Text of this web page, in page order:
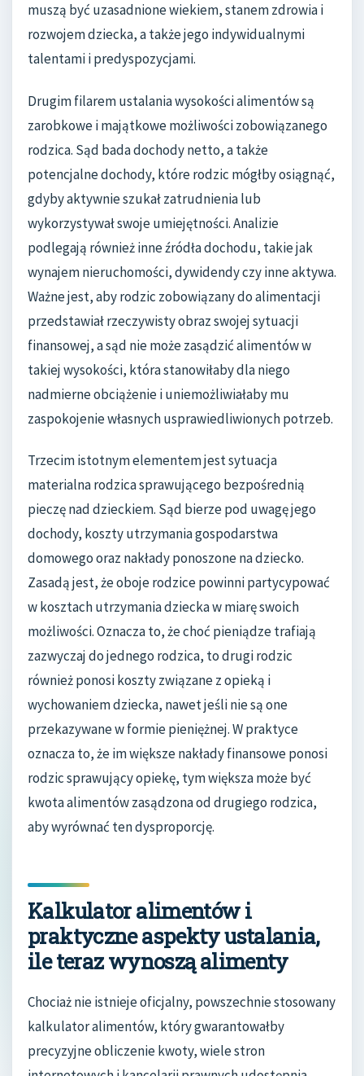
muszą być uzasadnione wiekiem, stanem zdrowia i
rozwojem dziecka, a także jego indywidualnymi
talentami i predyspozycjami.
Drugim filarem ustalania wysokości alimentów są
zarobkowe i majątkowe możliwości zobowiązanego
rodzica. Sąd bada dochody netto, a także
potencjalne dochody, które rodzic mógłby osiągnąć,
gdyby aktywnie szukał zatrudnienia lub
wykorzystywał swoje umiejętności. Analizie
podlegają również inne źródła dochodu, takie jak
wynajem nieruchomości, dywidendy czy inne aktywa.
Ważne jest, aby rodzic zobowiązany do alimentacji
przedstawiał rzeczywisty obraz swojej sytuacji
finansowej, a sąd nie może zasądzić alimentów w
takiej wysokości, która stanowiłaby dla niego
nadmierne obciążenie i uniemożliwiałaby mu
zaspokojenie własnych usprawiedliwionych potrzeb.
Trzecim istotnym elementem jest sytuacja
materialna rodzica sprawującego bezpośrednią
pieczę nad dzieckiem. Sąd bierze pod uwagę jego
dochody, koszty utrzymania gospodarstwa
domowego oraz nakłady ponoszone na dziecko.
Zasadą jest, że oboje rodzice powinni partycypować
w kosztach utrzymania dziecka w miarę swoich
możliwości. Oznacza to, że choć pieniądze trafiają
zazwyczaj do jednego rodzica, to drugi rodzic
również ponosi koszty związane z opieką i
wychowaniem dziecka, nawet jeśli nie są one
przekazywane w formie pieniężnej. W praktyce
oznacza to, że im większe nakłady finansowe ponosi
rodzic sprawujący opiekę, tym większa może być
kwota alimentów zasądzona od drugiego rodzica,
aby wyrównać ten dysproporcję.
Kalkulator alimentów i
praktyczne aspekty ustalania,
ile teraz wynoszą alimenty
Chociaż nie istnieje oficjalny, powszechnie stosowany
kalkulator alimentów, który gwarantowałby
precyzyjne obliczenie kwoty, wiele stron